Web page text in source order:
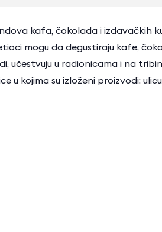
kafa, čokolada i izdavačkih
mogu da degustiraju kafe,
učestvuju u radionicama i na
kojima su izloženi proizvodi: